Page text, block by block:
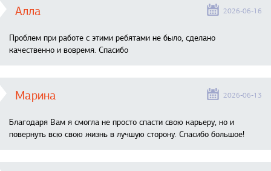
Алла 2026-06-16
Проблем при работе с этими ребятами не было, сделано
качественно и вовремя. Спасибо
Марина 2026-06-13
Благодаря Вам я смогла не просто спасти свою карьеру, но и
повернуть всю свою жизнь в лучшую сторону. Спасибо большое!